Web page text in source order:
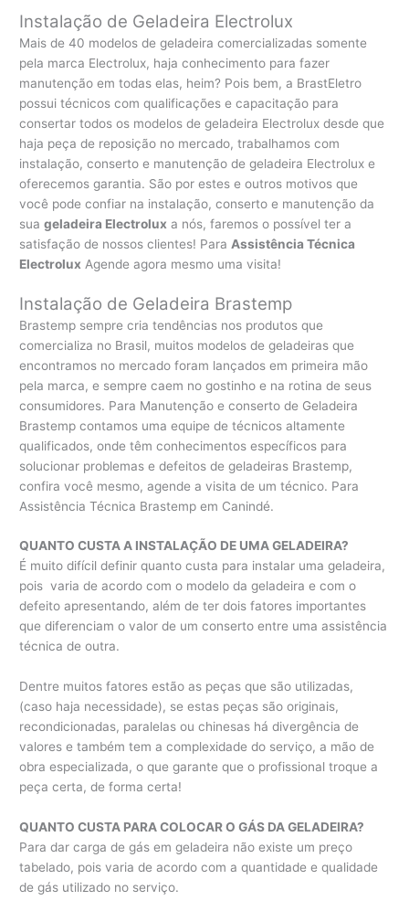
Instalação de Geladeira Electrolux
Mais de 40 modelos de geladeira comercializadas somente
pela marca Electrolux, haja conhecimento para fazer
manutenção em todas elas, heim? Pois bem, a BrastEletro
possui técnicos com qualificações e capacitação para
consertar todos os modelos de geladeira Electrolux desde que
haja peça de reposição no mercado, trabalhamos com
instalação, conserto e manutenção de geladeira Electrolux e
oferecemos garantia. São por estes e outros motivos que
você pode confiar na instalação, conserto e manutenção da
suageladeira Electrolux a nós, faremos o possível ter a
satisfação de nossos clientes! Para Assistência Técnica
Electrolux Agende agora mesmo uma visita!
Instalação de Geladeira Brastemp
Brastemp sempre cria tendências nos produtos que
comercializa no Brasil, muitos modelos de geladeiras que
encontramos no mercado foram lançados em primeira mão
pela marca, e sempre caem no gostinho e na rotina de seus
consumidores. Para Manutenção e conserto de Geladeira
Brastemp contamos uma equipe de técnicos altamente
qualificados, onde têm conhecimentos específicos para
solucionar problemas e defeitos de geladeiras Brastemp,
confira você mesmo, agende a visita de um técnico. Para
Assistência Técnica Brastemp em Canindé.
QUANTO CUSTA A INSTALAÇÃO DE UMA GELADEIRA?
É muito difícil definir quanto custa para instalar uma geladeira,
pois varia de acordo com o modelo da geladeira e com o
defeito apresentando, além de ter dois fatores importantes
que diferenciam o valor de um conserto entre uma assistência
técnica de outra.
Dentre muitos fatores estão as peças que são utilizadas,
(caso haja necessidade), se estas peças são originais,
recondicionadas, paralelas ou chinesas há divergência de
valores e também tem a complexidade do serviço, a mão de
obra especializada, o que garante que o profissional troque a
peça certa, de forma certa!
QUANTO CUSTA PARA COLOCAR O GÁS DA GELADEIRA?
Para dar carga de gás em geladeira não existe um preço
tabelado, pois varia de acordo com a quantidade e qualidade
de gás utilizado no serviço.